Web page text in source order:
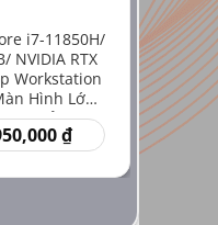
i7-11850H/
NVIDIA RTX
Workstation
Hình Lớn
Giá Rẻ
₫.
₫Giá
hiện
là: